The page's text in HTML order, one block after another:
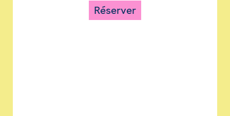
Réserver